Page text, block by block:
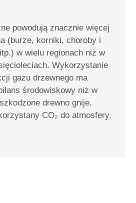
powodują znacznie więcej
(burze, korniki, choroby i
w wielu regionach niż w
Wykorzystanie
gazu drzewnego ma
środowiskowy niż w
drewno gnije,
CO₂ do atmosfery.